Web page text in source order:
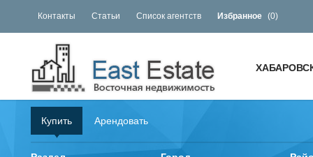
Контакты Статьи Список агентств Избранное (0)
Купить Арендовать